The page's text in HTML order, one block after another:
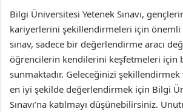
Bilgi Üniversitesi Yetenek Sınavı,
kariyerlerini şekillendirmeleri için önemli
sınav, sadece bir değerlendirme aracı
öğrencilerin kendilerini keşfetmeleri için
sunmaktadır. Geleceğinizi
en iyi şekilde değerlendirmek için Bilgi
Sınavı’na katılmayı düşünebilirsiniz.